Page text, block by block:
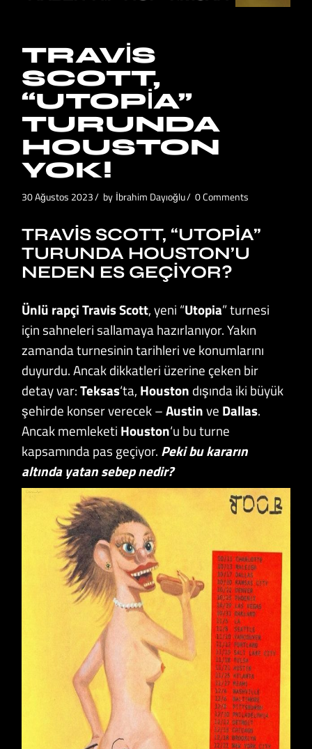
TRAVIS
SCOTT,
“UTOPIA”
TURUNDA
HOUSTON
YOK!
30 Ağustos 2023 by İbrahim Dayıoğlu 0 Comments
TRAVIS SCOTT, “UTOPIA”
TURUNDA HOUSTON’U
NEDEN ES GEÇIYOR?
Ünlü rapçi Travis Scott, yeni “Utopia” turnesi
için sahneleri sallamaya hazırlanıyor. Yakın
zamanda turnesinin tarihleri ve konumlarını
duyurdu. Ancak dikkatleri üzerine çeken bir
detay var:Teksas‘ta, Houston dışında iki büyük
şehirde konser verecek –Austinve Dallas.
Ancak memleketi Houston‘u bu turne
kapsamında pas geçiyor. Peki bu kararın
altında yatan sebep nedir?